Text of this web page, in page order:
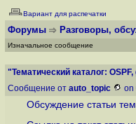
Вариант для распечатки
Форумы Разговоры,
Изначальное сообщение
"Тематический каталог:
Сообщение от auto_topic on
Обсуждение статьи